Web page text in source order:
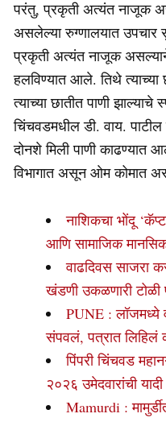
परंतु, प्रकृती अत्यंत नाजूक
असलेल्या रुग्णालयात उपचार
प्रकृती अत्यंत नाजूक असल्याने
हलविण्यात आले. तिथे त्याच्या
त्याच्या छातीत पाणी झाल्याचे
चिंचवडमधील डी. वाय.
दोनशे मिली पाणी काढण्यात
विभागात असून ओम कोमात
नाशिकचा भोंदू
आणि सामाजिक
वाढदिवस साजरा
खंडणी उकळणारी टोळी
PUNE : लॉजमध्ये
संपवलं, पत्रात
पिंपरी चिंचवड
२०२६ उमेदवारांची यादी
Mamurdi :